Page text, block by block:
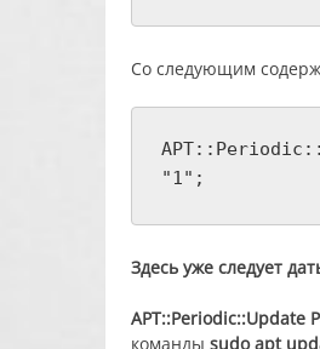
Со следующим
"1";
Здесь уже следует
APT::Periodic::Update
команды sudo apt